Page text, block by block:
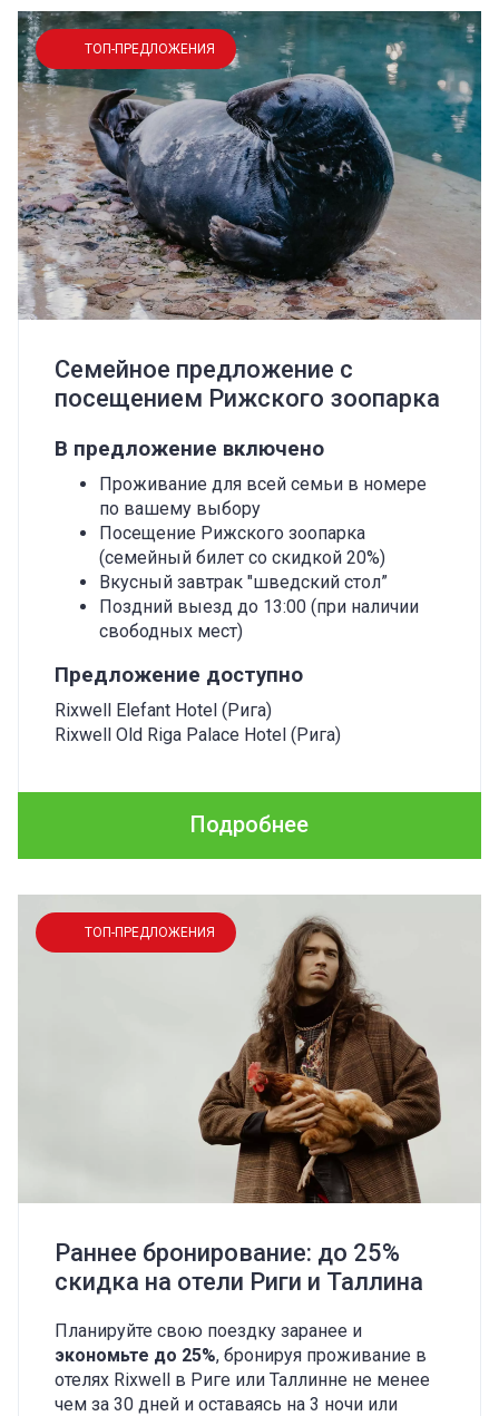
ТОП-ПРЕДЛОЖЕНИЯ
Семейное предложение с
посещением Рижского зоопарка
В предложение включено
Проживание для всей семьи в номере
по вашему выбору
Посещение Рижского зоопарка
(семейный билет со скидкой 20%)
Вкусный завтрак "шведский стол”
Поздний выезд до 13:00 (при наличии
свободных мест)
Предложение доступно
Rixwell Elefant Hotel (Рига)
Rixwell Old Riga Palace Hotel (Рига)
Подробнее
ТОП-ПРЕДЛОЖЕНИЯ
Раннее бронирование: до 25%
скидка на отели Риги и Таллина
Планируйте свою поездку заранее и
экономьте до 25%, бронируя проживание в
отелях Rixwell в Риге или Таллинне не менее
чем за 30 дней и оставаясь на 3 ночи или